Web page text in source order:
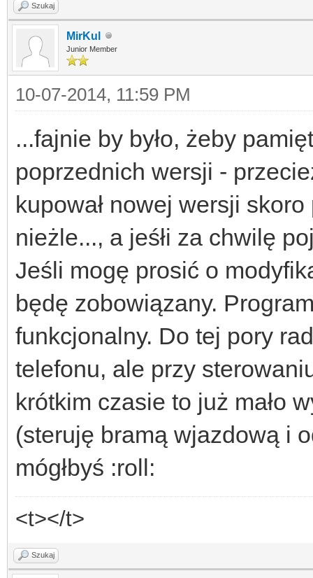
Szukaj
MirKul
Junior Member
10-07-2014, 11:59 PM
...fajnie by było, żeby
poprzednich wersji -
kupował nowej wersji skoro
nieżle..., a jeśłi za chwilę
Jeśli mogę prosić o
będę zobowiązany.
funkcjonalny. Do tej pory
telefonu, ale przy
krótkim czasie to już mało
(steruję bramą wjazdową i
mógłbyś :roll:
<t></t>
Szukaj